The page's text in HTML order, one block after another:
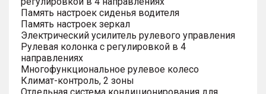
Память настроек сиденья водителя
Память настроек зеркал
Электрический усилитель рулевого управления
Рулевая колонка с регулировкой в 4
направлениях
Многофункциональное рулевое колесо
Климат-контроль, 2 зоны
Отдельная система кондиционирования для